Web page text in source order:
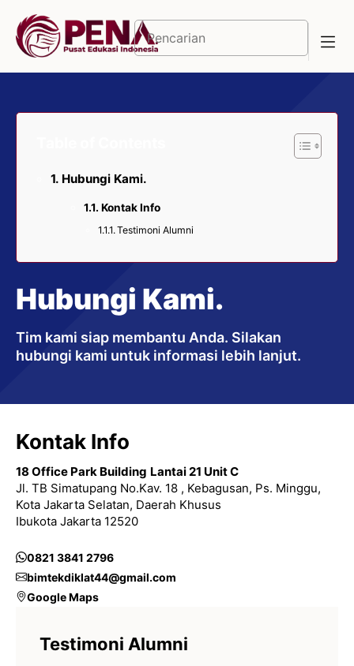
Cari
Hubungi Kami.
Kontak Info
Testimoni Alumni
Hubungi Kami.
Tim kami siap membantu Anda. Silakan
hubungi kami untuk informasi lebih lanjut.
Kontak Info
18 Office Park Building Lantai 21 Unit C
Jl. TB Simatupang No.Kav. 18 , Kebagusan, Ps. Minggu,
Kota Jakarta Selatan, Daerah Khusus
Ibukota Jakarta 12520
0821 3841 2796
bimtekdiklat44@gmail.com
Google Maps
Testimoni Alumni